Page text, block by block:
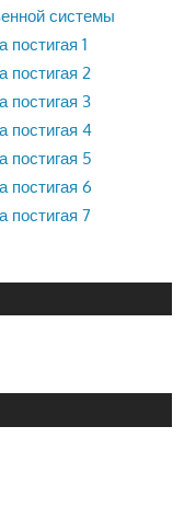
системы
1
постигая 2
постигая 3
постигая 4
постигая 5
постигая 6
постигая 7